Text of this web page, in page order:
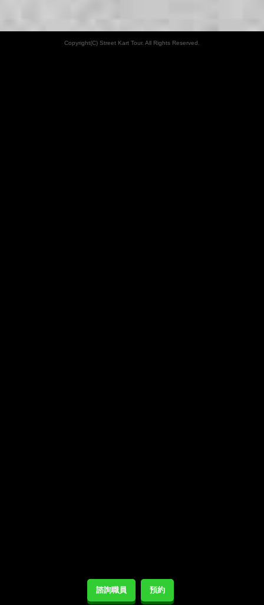
諮詢職員 預約
Copyright(C) Street Kart Tour. All Rights Reserved.